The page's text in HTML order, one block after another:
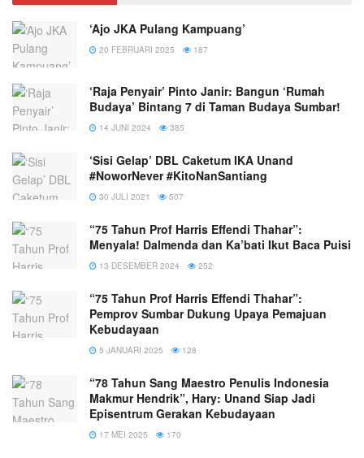
‘Ajo JKA Pulang Kampuang’
20 FEBRUARI 2025 187
‘Raja Penyair’ Pinto Janir: Bangun ‘Rumah
Budaya’ Bintang 7 di Taman Budaya Sumbar!
14 JUNI 2024 385
‘Sisi Gelap’ DBL Caketum IKA Unand
#NoworNever #KitoNanSantiang
30 JULI 2021 507
“75 Tahun Prof Harris Effendi Thahar”:
Menyala! Dalmenda dan Ka’bati Ikut Baca Puisi
13 DESEMBER 2024 252
“75 Tahun Prof Harris Effendi Thahar”:
Pemprov Sumbar Dukung Upaya Pemajuan
Kebudayaan
5 JANUARI 2025 128
“78 Tahun Sang Maestro Penulis Indonesia
Makmur Hendrik”, Hary: Unand Siap Jadi
Episentrum Gerakan Kebudayaan
17 MEI 2025 170